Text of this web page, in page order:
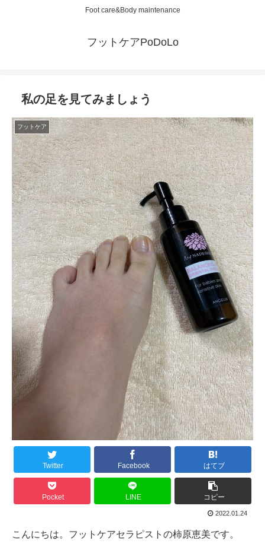
Foot care&Body maintenance
フットケアPoDoLo
私の足を見てみましょう
フットケア
Twitter Facebook はてブ
Pocket LINE コピー
2022.01.24
こんにちは。フットケアセラピストの柿原恵美です。